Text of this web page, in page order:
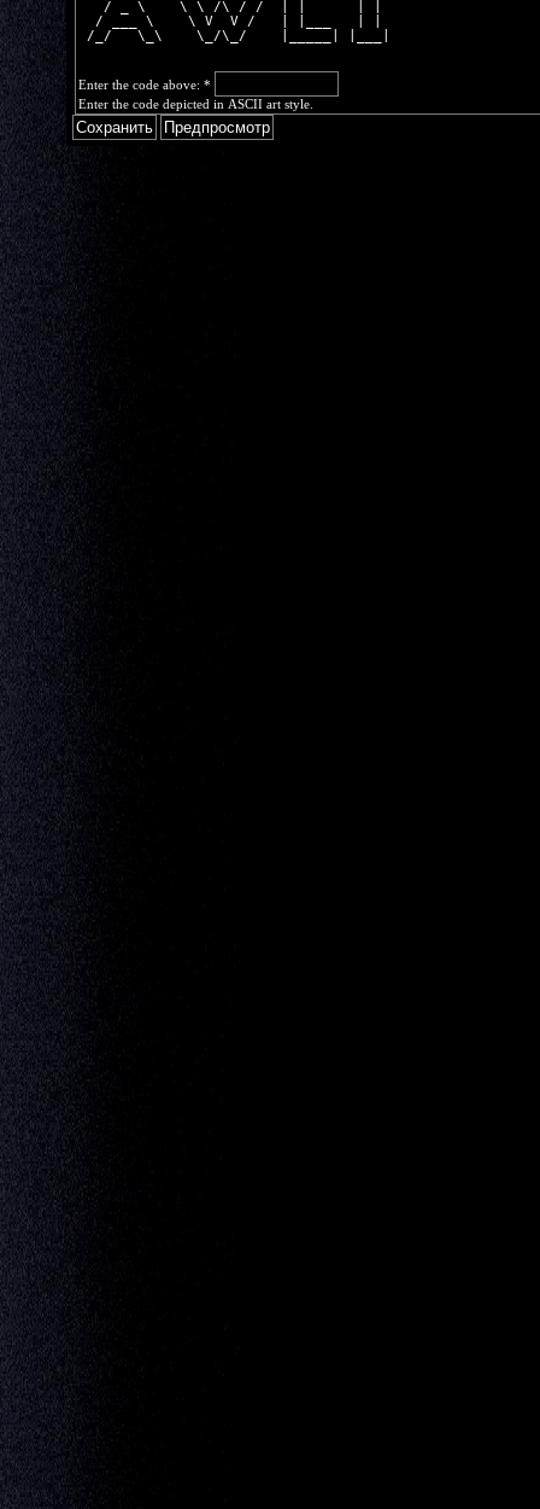
   / _ \    \ \ /\ / /  | |      | |
  / ___ \    \ V  V /   | |___   | |
/_/   \_\    \_/\_/    |_____| |___|
Enter the code above: *
Enter the code depicted in ASCII art style.